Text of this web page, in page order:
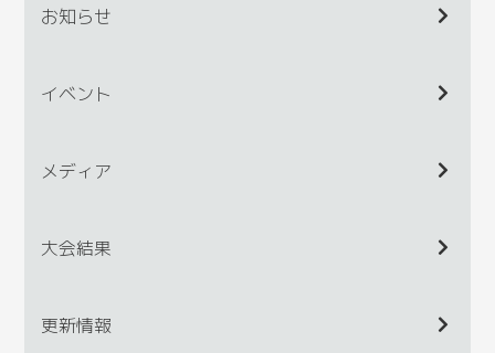
お知らせ
イベント
メディア
大会結果
更新情報